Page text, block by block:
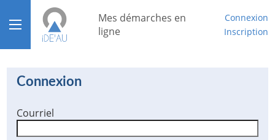
Mes démarches en
ligne
Connexion
Inscription
Ouvrir le menu
Connexion
Courriel
*